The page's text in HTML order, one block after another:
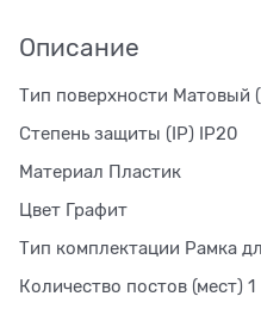
Описание
Тип поверхности Матовый
Степень защиты (IP) IP20
Материал Пластик
Цвет Графит
Тип комплектации Рамка
Количество постов (мест) 1